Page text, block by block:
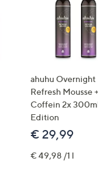
ahuhu Overnight
Refresh Mousse
Coffein 2x
Edition
€ 29,99
€ 49,98 /1 l